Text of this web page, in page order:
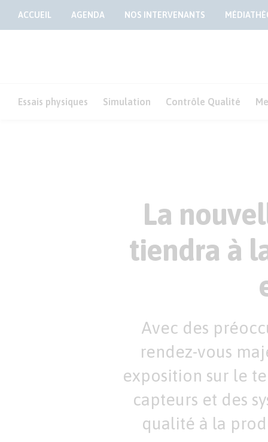
ACCUEIL AGENDA NOS INTERVENANTS
Essais physiques Simulation Contrôle Qualité
La
tiendra à
Avec des
rendez-vous
exposition sur le
capteurs et des
qualité à la